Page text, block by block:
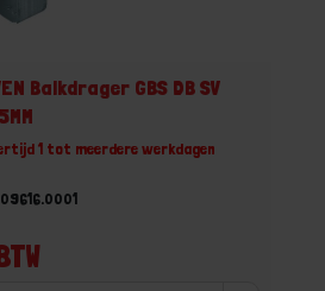
Balkdrager GBS DB SV
1 tot meerdere werkdagen